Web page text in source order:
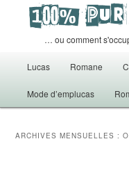
… ou comment
Aller au contenu
Aller au contenu
Lucas Romane
Mode d’emplucas
ARCHIVES MENSUELLES :